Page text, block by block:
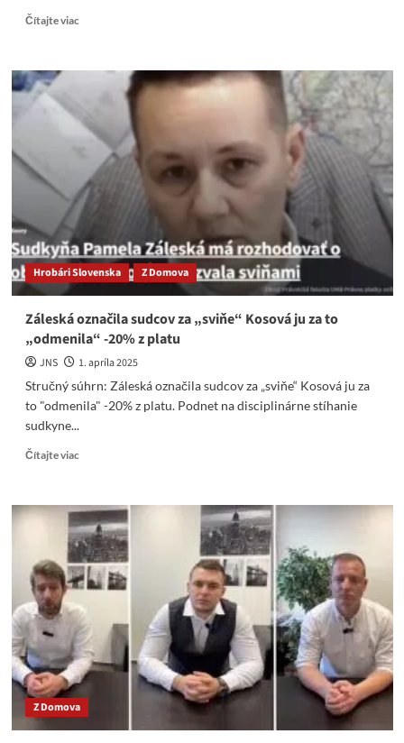
Čítajte viacRead
Záleskej
„disciplinárka“,
pre
prieťahy
riskuje
stratu
talára.
Hrobári Slovenska Z Domova
Záleská označila sudcov za „sviňe“ Kosová ju za to
„odmenila“ -20% z platu
JNS
1. apríla 2025
Stručný súhrn: Záleská označila sudcov za „sviňe“ Kosová ju za
to "odmenila" -20% z platu. Podnet na disciplinárne stíhanie
sudkyne...
Čítajte viacRead
Záleská
označila
sudcov
za
„sviňe“
Kosová
ju
za
to
„odmenila“
-20%
platu
Z Domova